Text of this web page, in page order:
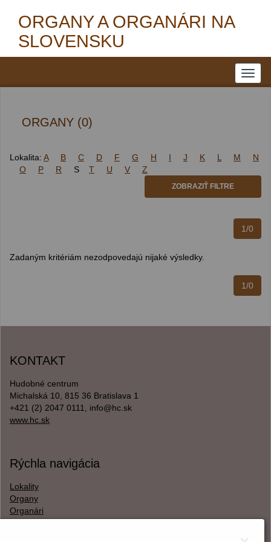
ORGANY A ORGANÁRI NA
SLOVENSKU
ORGANY (0)
Lokalita: A B C D F G H I J K L M
N
O
P R S T U V Z
ZOBRAZIŤ FILTRE
1/0
Zadaným kritériám nezodpovedajú nijaké výsledky.
1/0
KONTAKT
Hudobné centrum
Michalská 10, 815 36 Bratislava 1
+421 (2) 2047 0111, info@hc.sk
www.hc.sk
Rýchla navigácia
Lokality
Organy
Organári